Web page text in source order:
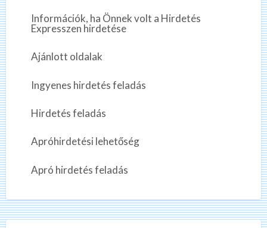
Információk, ha Önnek volt a Hirdetés
Expresszen hirdetése
Ajánlott oldalak
Ingyenes hirdetés feladás
Hirdetés feladás
Apróhirdetési lehetőség
Apró hirdetés feladás